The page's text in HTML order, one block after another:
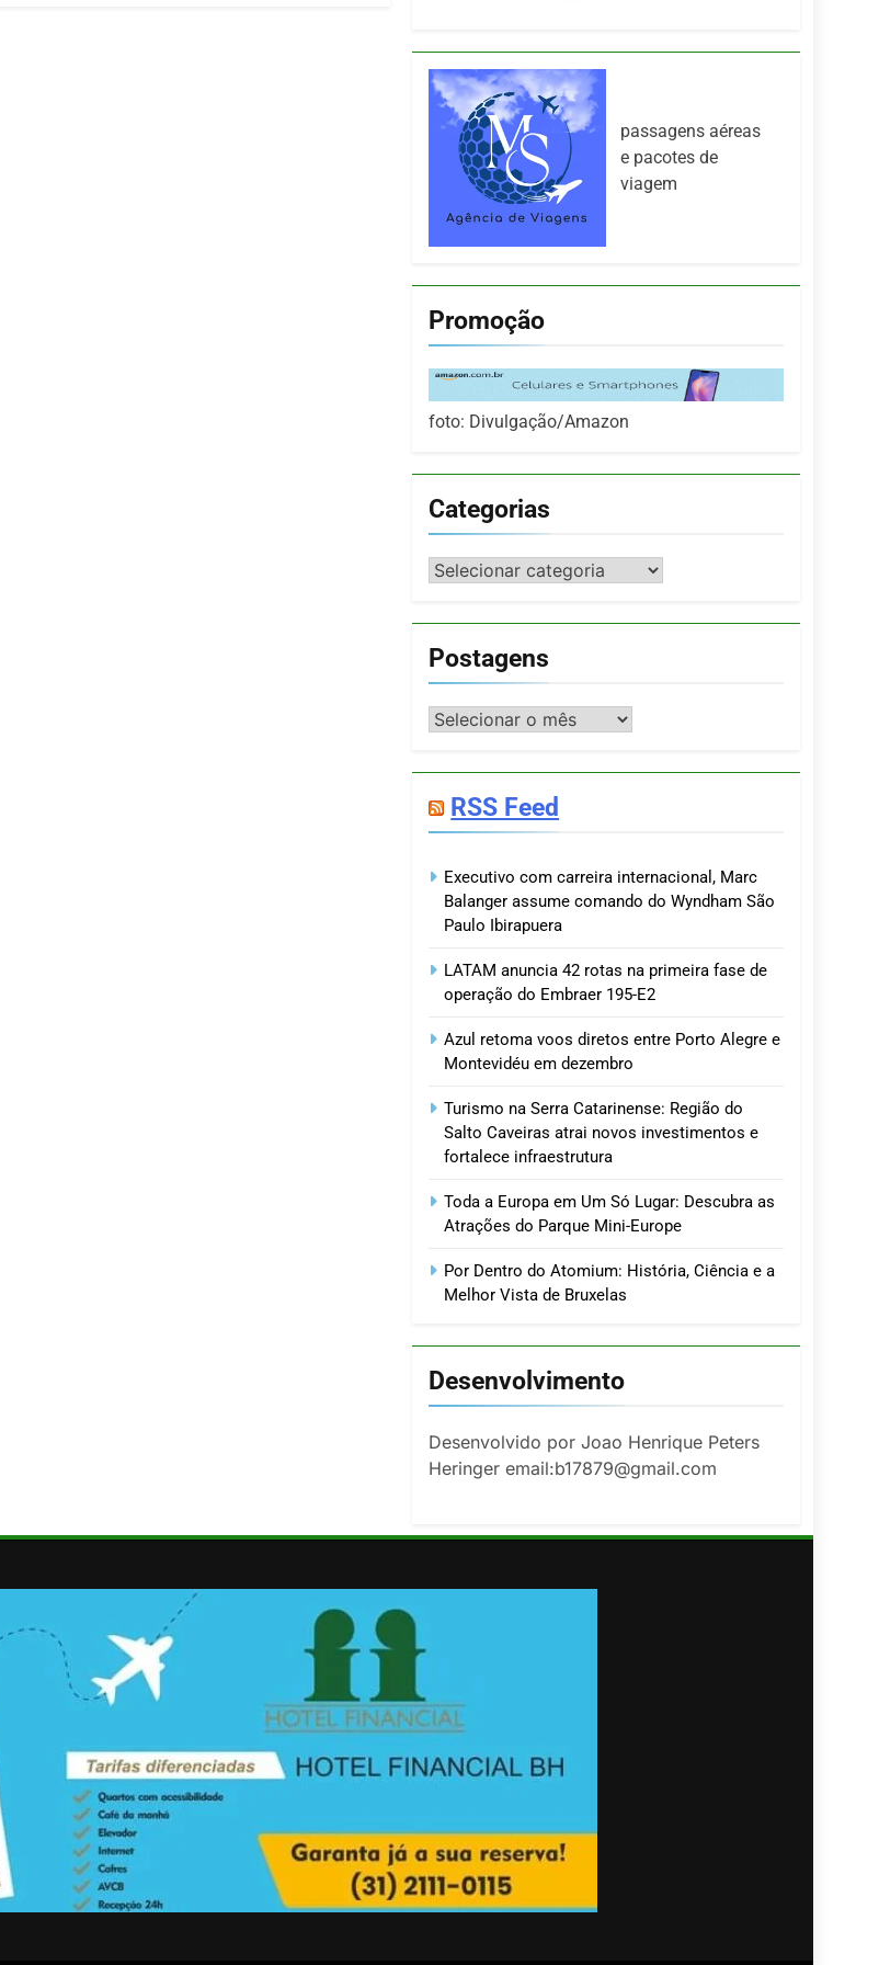
passagens aéreas
e pacotes de
viagem
Promoção
foto: Divulgação/Amazon
Categorias
Categorias
Postagens
Postagens
RSS Feed
Executivo com carreira internacional, Marc
Balanger assume comando do Wyndham São
Paulo Ibirapuera
LATAM anuncia 42 rotas na primeira fase de
operação do Embraer 195-E2
Azul retoma voos diretos entre Porto Alegre e
Montevidéu em dezembro
Turismo na Serra Catarinense: Região do
Salto Caveiras atrai novos investimentos e
fortalece infraestrutura
Toda a Europa em Um Só Lugar: Descubra as
Atrações do Parque Mini-Europe
Por Dentro do Atomium: História, Ciência e a
Melhor Vista de Bruxelas
Desenvolvimento
Desenvolvido por Joao Henrique Peters
Heringer email:b17879@gmail.com